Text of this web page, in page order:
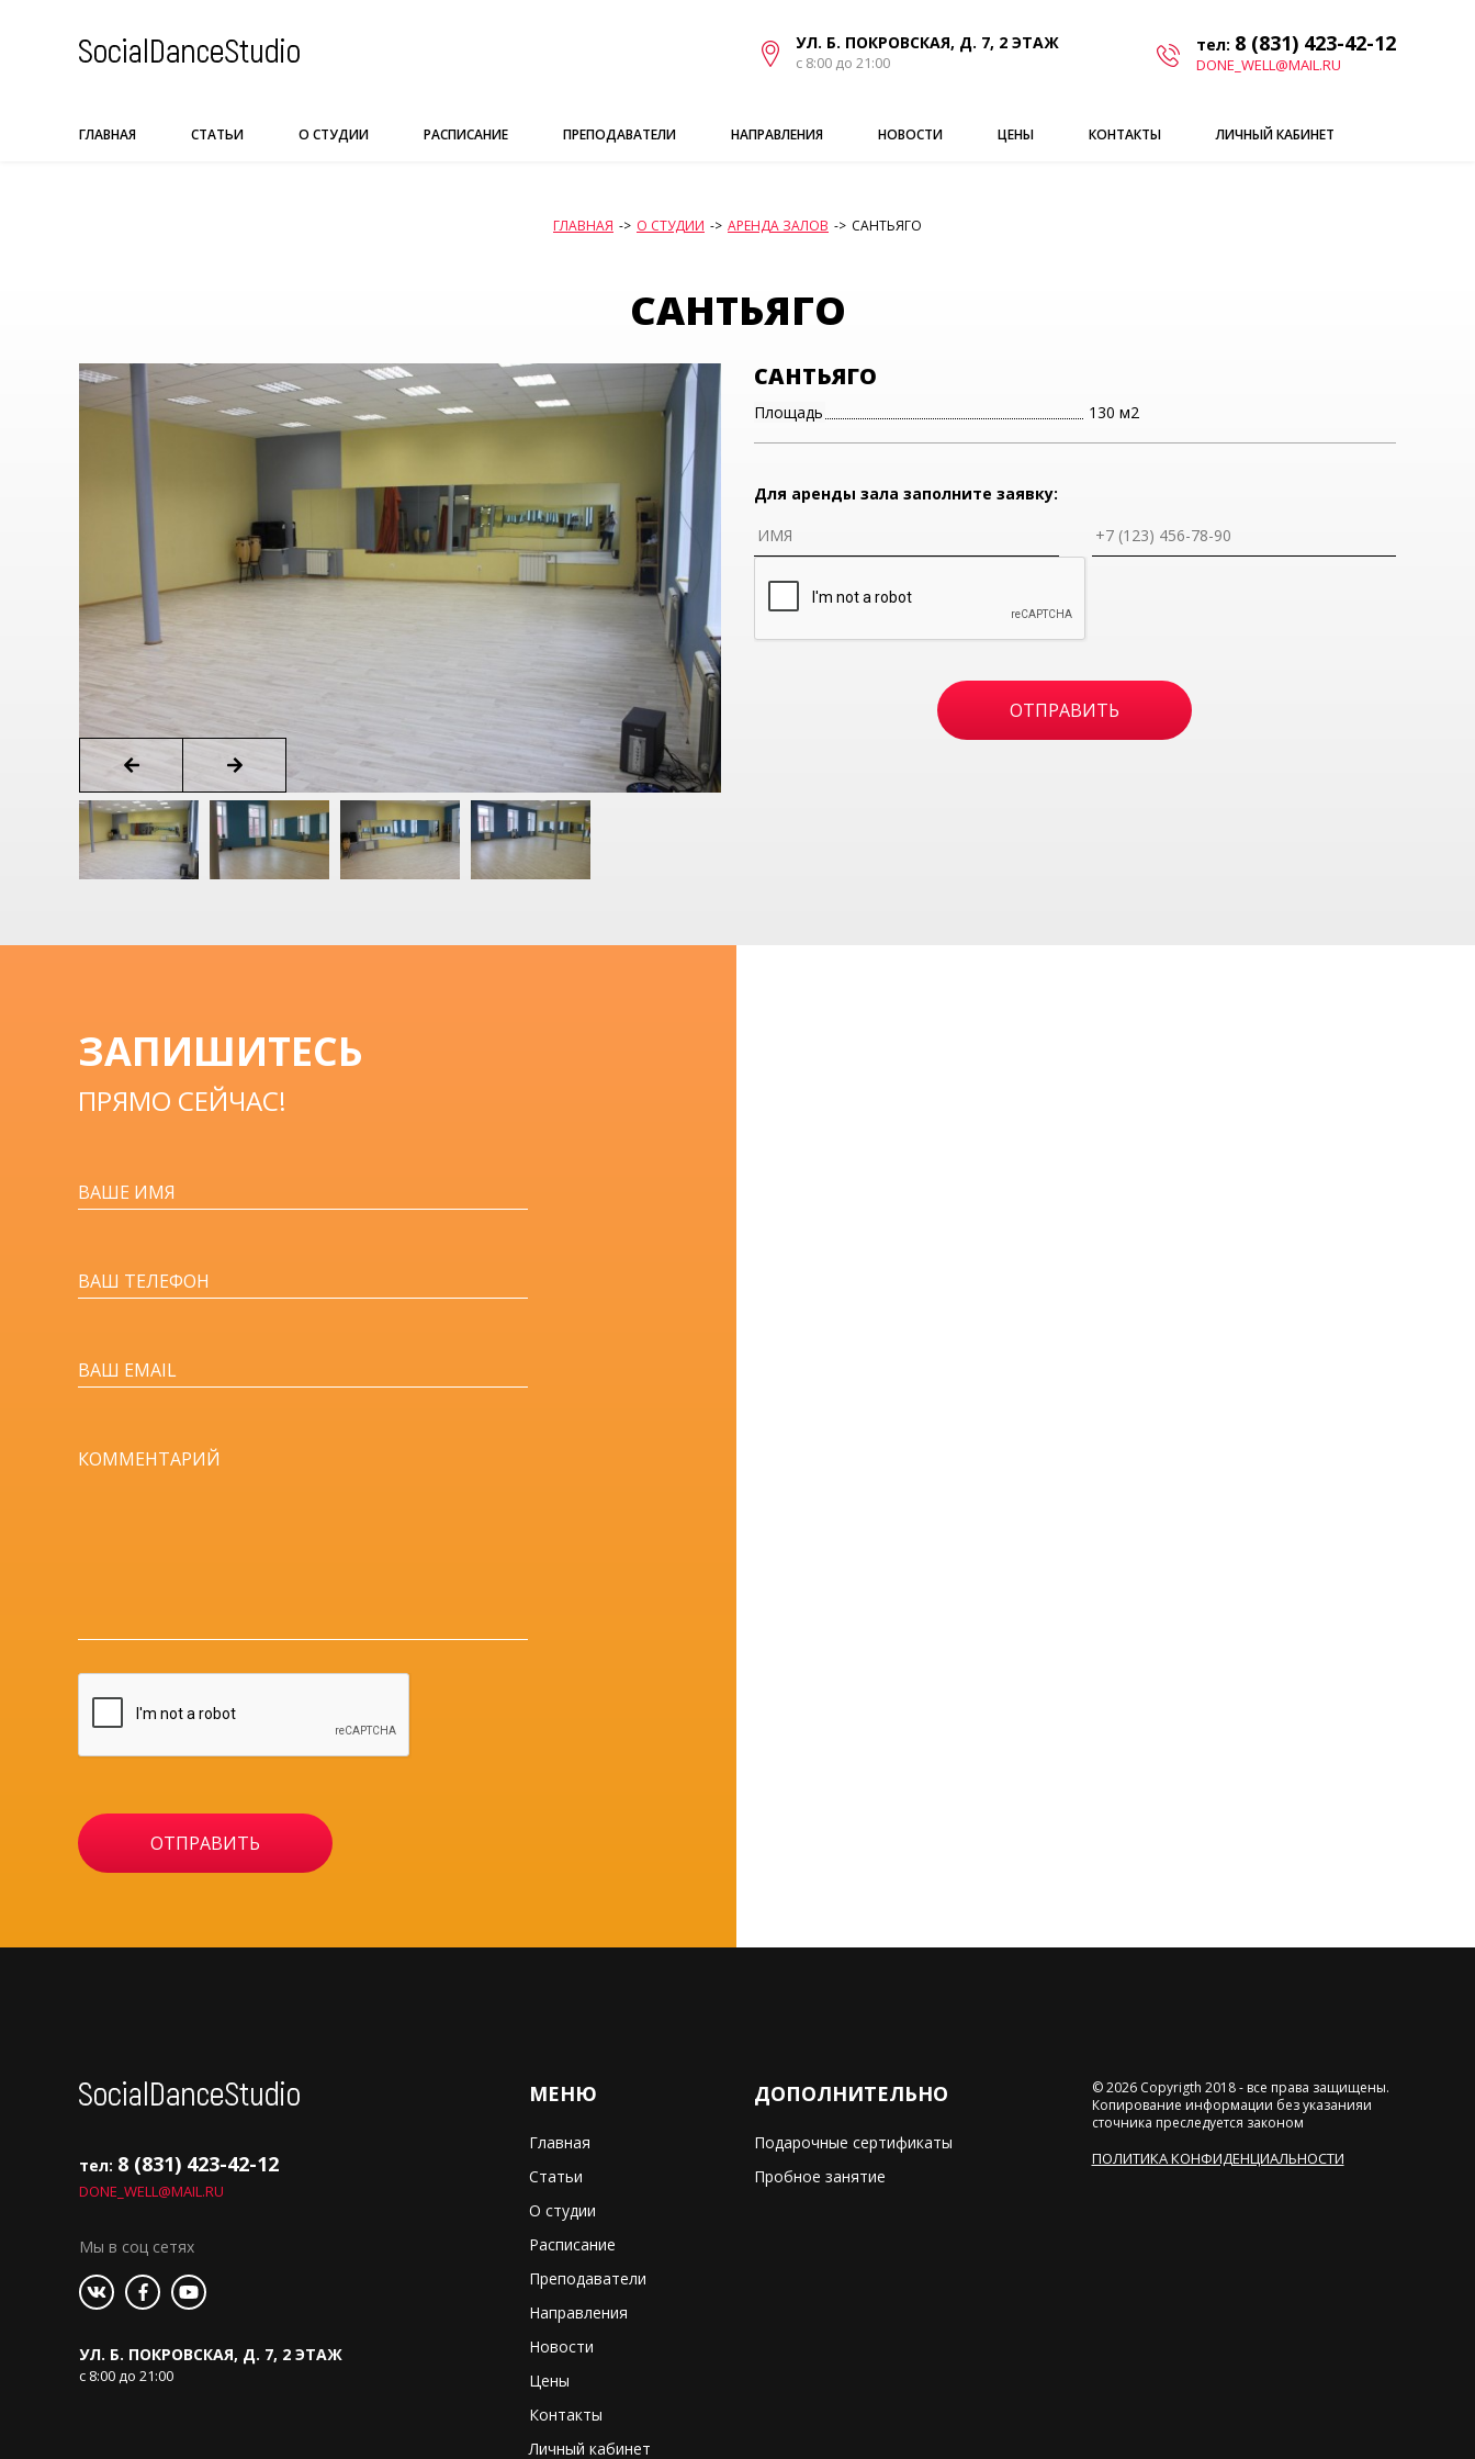
УЛ. Б. ПОКРОВСКАЯ, Д. 7, 2 ЭТАЖ
с 8:00 до 21:00
тел: 8 (831) 423-42-12
DONE_WELL@MAIL.RU
ГЛАВНАЯ СТАТЬИ О СТУДИИ РАСПИСАНИЕ ПРЕПОДАВАТЕЛИ НАПРАВЛЕНИЯ НОВОСТИ ЦЕНЫ КОНТАКТЫ ЛИЧНЫЙ КАБИНЕТ
ГЛАВНАЯ -> О СТУДИИ -> АРЕНДА ЗАЛОВ -> САНТЬЯГО
САНТЬЯГО
САНТЬЯГО
Площадь 130 м2
Для аренды зала заполните заявку:
ЗАПИШИТЕСЬ
ПРЯМО СЕЙЧАС!
тел: 8 (831) 423-42-12
DONE_WELL@MAIL.RU
Мы в соц сетях
УЛ. Б. ПОКРОВСКАЯ, Д. 7, 2 ЭТАЖ
с 8:00 до 21:00
МЕНЮ
Главная
Статьи
О студии
Расписание
Преподаватели
Направления
Новости
Цены
Контакты
Личный кабинет
ДОПОЛНИТЕЛЬНО
Подарочные сертификаты
Пробное занятие
© 2026 Copyrigth 2018 - все права защищены.
Копирование информации без указанияи
сточника преследуется законом
ПОЛИТИКА КОНФИДЕНЦИАЛЬНОСТИ